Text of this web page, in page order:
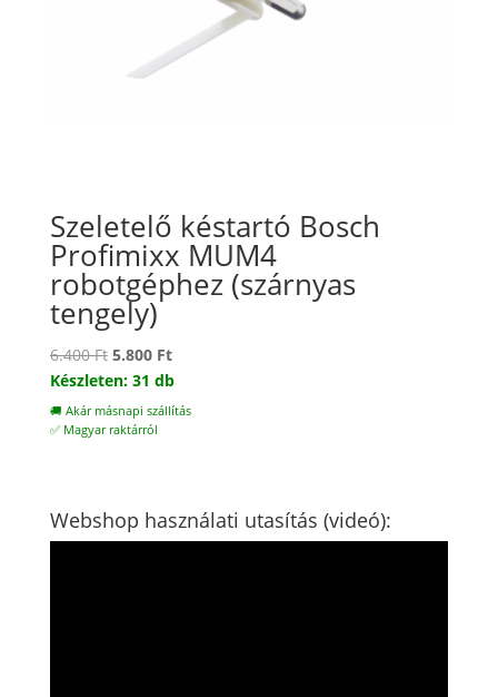
Szeletelő késtartó Bosch
Profimixx MUM4
robotgéphez (szárnyas
tengely)
6.400Ft Original
price
was:
6.400 Ft.
5.800 FtCurrent
price
is:
Készleten: 31 db
🚚 Akár másnapi szállítás
✅ Magyar raktárról
Webshop használati utasítás (videó):